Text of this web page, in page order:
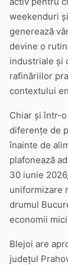
weekenduri
generează
devine o
industriale și
rafinăriilor
contextului
Chiar și într-
diferențe de
înainte de
plafonează
30 iunie
uniformizare
drumul
economii
Blejoi are
județul